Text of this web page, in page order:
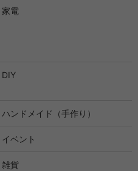
家電
DIY
ハンドメイド（手作り）
イベント
雑貨